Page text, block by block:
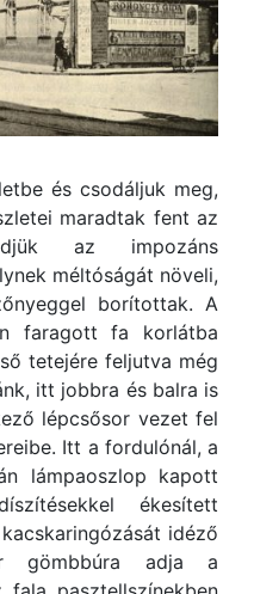
és csodáljuk meg,
maradtak fent az
az impozáns
méltóságát növeli,
borítottak. A
faragott fa korlátba
tetejére feljutva még
itt jobbra és balra is
lépcsősor vezet fel
Itt a fordulónál, a
lámpaoszlop kapott
ékesített
idéző
gömbbúra adja a